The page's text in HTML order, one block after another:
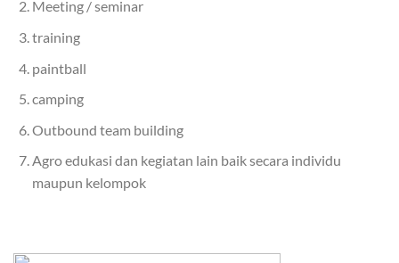
Meeting / seminar
training
paintball
camping
Outbound team building
Agro edukasi dan kegiatan lain baik secara individu
maupun kelompok